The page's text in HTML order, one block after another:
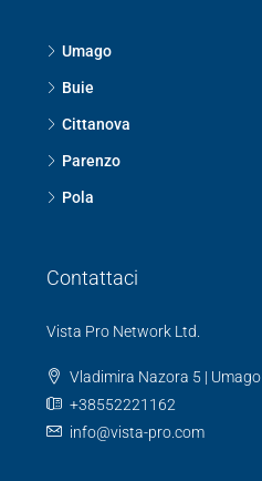
Umago
Buie
Cittanova
Parenzo
Pola
Contattaci
Vista Pro Network Ltd.
Vladimira Nazora 5 | Umago
+38552221162
info@vista-pro.com